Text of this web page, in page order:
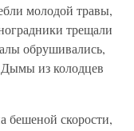
молодой травы,
трещали
обрушивались,
Дымы из колодцев
бешеной скорости,